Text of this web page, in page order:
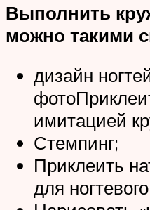
Выполнить
можно такими
дизайн
имитацией
Стемпинг;
Приклеить
для